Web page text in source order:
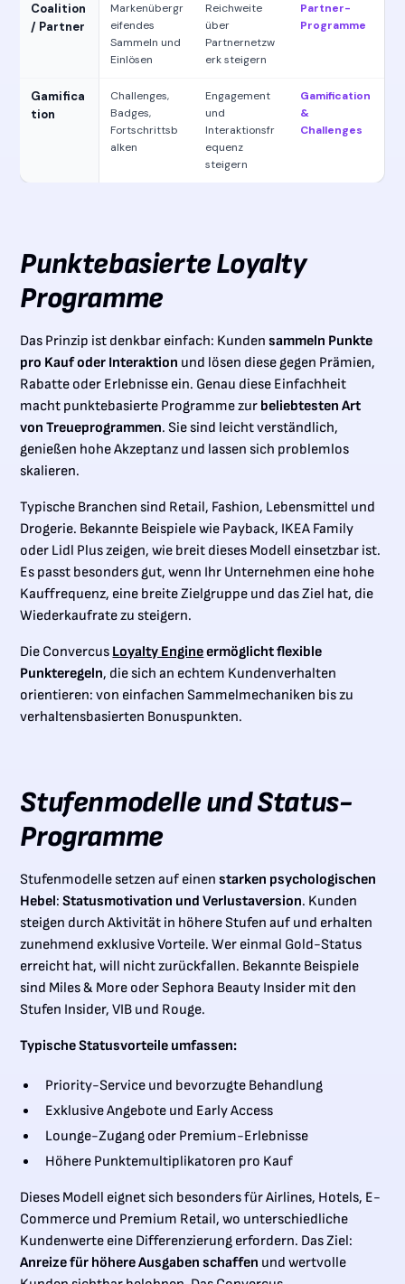
Coalition
/ Partner
Markenübergr
eifendes
Sammeln und
Einlösen
Reichweite
über
Partnernetzw
erk steigern
Partner-
Programme
Gamifica
tion
Challenges,
Badges,
Fortschrittsb
alken
Engagement
und
Interaktionsfr
equenz
steigern
Gamification
&
Challenges
Punktebasierte Loyalty
Programme
Das Prinzip ist denkbar einfach: Kundensammeln Punkte
pro Kauf oder Interaktion und lösen diese gegen Prämien,
Rabatte oder Erlebnisse ein. Genau diese Einfachheit
macht punktebasierte Programme zur beliebtesten Art
von Treueprogrammen. Sie sind leicht verständlich,
genießen hohe Akzeptanz und lassen sich problemlos
skalieren.
Typische Branchen sind Retail, Fashion, Lebensmittel und
Drogerie. Bekannte Beispiele wie Payback, IKEA Family
oder Lidl Plus zeigen, wie breit dieses Modell einsetzbar ist.
Es passt besonders gut, wenn Ihr Unternehmen eine hohe
Kauffrequenz, eine breite Zielgruppe und das Ziel hat, die
Wiederkaufrate zu steigern.
Die Convercus Loyalty Engineermöglicht flexible
Punkteregeln, die sich an echtem Kundenverhalten
orientieren: von einfachen Sammelmechaniken bis zu
verhaltensbasierten Bonuspunkten.
Stufenmodelle und Status-
Programme
Stufenmodelle setzen auf einenstarken psychologischen
Hebel:Statusmotivation und Verlustaversion. Kunden
steigen durch Aktivität in höhere Stufen auf und erhalten
zunehmend exklusive Vorteile. Wer einmal Gold-Status
erreicht hat, will nicht zurückfallen. Bekannte Beispiele
sind Miles & More oder Sephora Beauty Insider mit den
Stufen Insider, VIB und Rouge.
Typische Statusvorteile umfassen:
Priority-Service und bevorzugte Behandlung
Exklusive Angebote und Early Access
Lounge-Zugang oder Premium-Erlebnisse
Höhere Punktemultiplikatoren pro Kauf
Dieses Modell eignet sich besonders für Airlines, Hotels, E-
Commerce und Premium Retail, wo unterschiedliche
Kundenwerte eine Differenzierung erfordern. Das Ziel:
Anreize für höhere Ausgaben schaffen und wertvolle